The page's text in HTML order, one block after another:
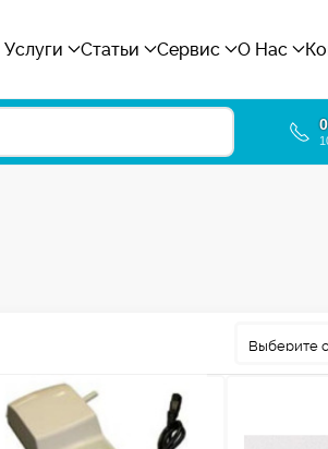
Услуги Статьи Сервис О Нас